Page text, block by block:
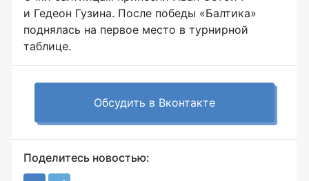
и Гедеон Гузина. После победы «Балтика»
поднялась на первое место в турнирной
таблице.
Обсудить в Вконтакте
Поделитесь новостью: